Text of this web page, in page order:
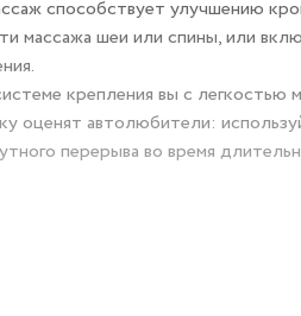
способствует улучшению
массажа шеи или спины, или
крепления вы с
оценят автолюбители:
перерыва во время